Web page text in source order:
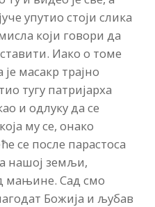
упутио стоји слика
који говори да
Иако о томе
масакр трајно
тугу патријарха
и одлуку да се
му се, онако
се после парастоса
нашој земљи,
мањине. Сад смо
Божија и љубав